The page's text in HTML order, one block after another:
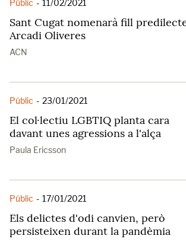
Públic - 11/02/2021
Sant Cugat nomenarà fill
Arcadi Oliveres
ACN
Públic - 23/01/2021
El col·lectiu LGBTIQ planta cara
davant unes agressions a l'alça
Paula Ericsson
Públic - 17/01/2021
Els delictes d'odi canvien, però
persisteixen durant la pandèmia